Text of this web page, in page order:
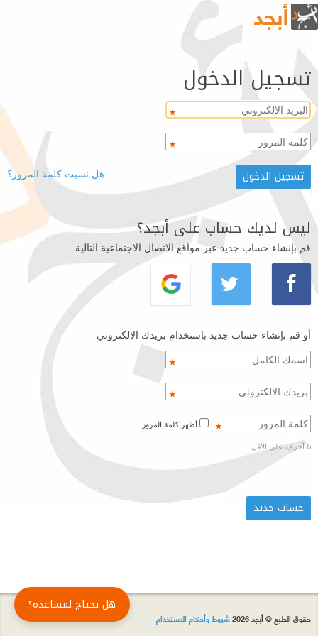
تسجيل الدخول
هل نسيت كلمة المرور؟
ليس لديك حساب على أبجد؟
قم بإنشاء حساب جديد عبر مواقع الاتصال الاجتماعية التالية
أو قم بإنشاء حساب جديد باستخدام بريدك الالكتروني
6 أحرف على الأقل
حقوق الطبع © أبجد 2026 شروط وأحكام الاستخدام
هل تحتاج لمساعدة؟